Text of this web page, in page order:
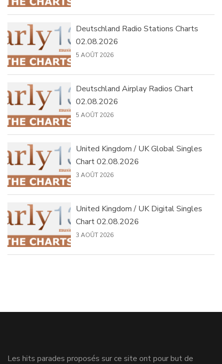
Deutschland Radio Stations Charts
02.08.2026
5 AOÛT 2026
Deutschland Airplay Radios Chart
02.08.2026
5 AOÛT 2026
United Kingdom / UK Global Singles
Chart 02.08.2026
3 AOÛT 2026
United Kingdom / UK Digital Singles
Chart 02.08.2026
3 AOÛT 2026
Les hits parades proposés sur ce site ont pour but de